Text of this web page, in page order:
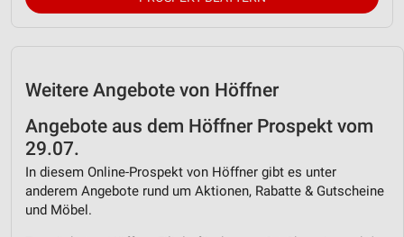
Weitere Angebote von Höffner
Angebote aus dem Höffner Prospekt vom
29.07.
In diesem Online-Prospekt von Höffner gibt es unter
anderem Angebote rund um Aktionen, Rabatte & Gutscheine
und Möbel.
Geräte anhand von aktiv angeforderten
Notwendig
Performance
Funktional
Werbung